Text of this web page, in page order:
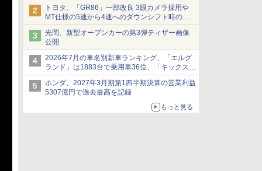
トヨタ、「GR86」一部改良 3眼カメラ採用や
MT仕様の5速から4速へのダウンシフト時の操
作性向上など
光岡、新型オープンカーの第3弾ティザー画像
公開
2026年7月の車名別新車ランキング、「エルグ
ランド」は1883台で乗用車36位、「キックス」
は2591台で27位に
ホンダ、2027年3月期第1四半期決算の営業利益
5307億円で過去最高を記録
もっと見る